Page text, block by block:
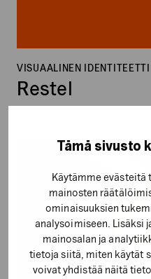
Tämä sivusto
Käytämme evästeitä
mainosten
ominaisuuksien
analysoimiseen. Lisäksi
mainosalan ja
tietoja siitä, miten käytät
voivat yhdistää näitä
VISUAALINEN IDENTITEETTI
Restel